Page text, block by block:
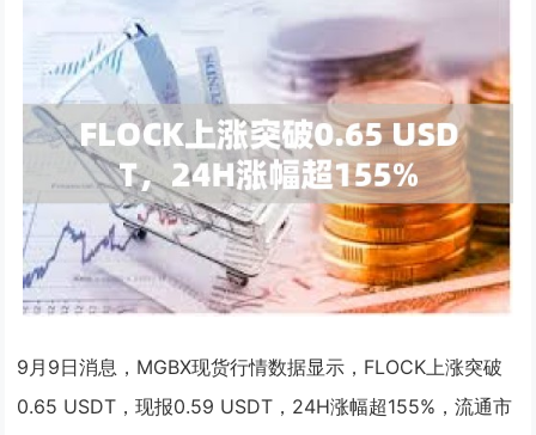
9月9日消息，MGBX现货行情数据显示，FLOCK上涨突破
0.65 USDT，现报0.59 USDT，24H涨幅超155%，流通市